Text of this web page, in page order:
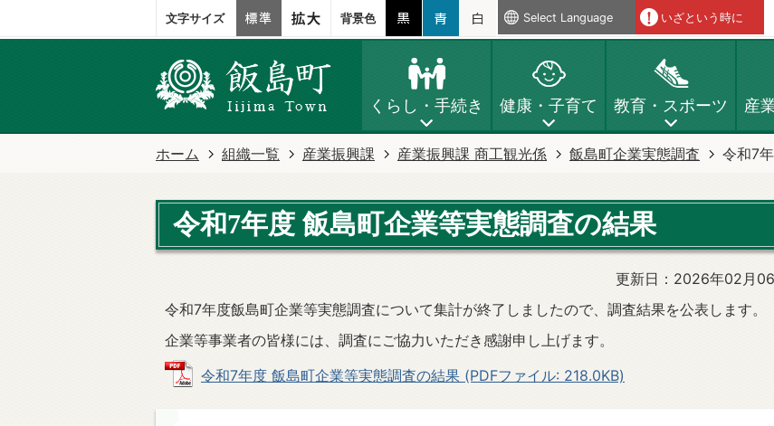
文字サイズ 背景色 Select Language いざという時に
くらし・手続き 健康・子育て 教育・スポーツ 産
ホーム 組織一覧 産業振興課 産業振興課 商工観光係 飯島町企業実態調査 令和7
令和7年度 飯島町企業等実態調査の結果
更新日：2026年02月
令和7年度飯島町企業等実態調査について集計が終了しましたので、調査結果を公表します。
企業等事業者の皆様には、調査にご協力いただき感謝申し上げます。
令和7年度 飯島町企業等実態調査の結果 (PDFファイル: 218.0KB)